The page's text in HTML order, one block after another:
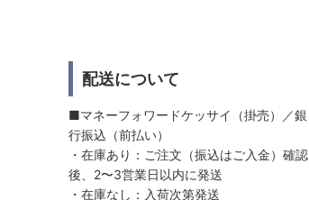
配送について
■マネーフォワードケッサイ（掛売）／銀
行振込（前払い）
・在庫あり：ご注文（振込はご入金）確認
後、2〜3営業日以内に発送
・在庫なし：入荷次第発送